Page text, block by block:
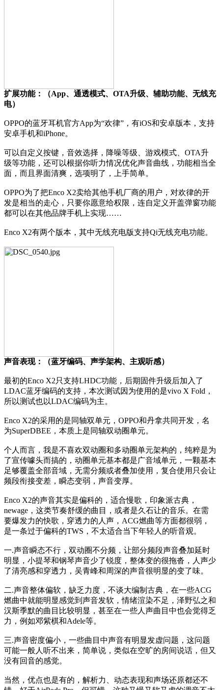
扩展功能：（App、通透模式、OTA升级、辅助功能、无线充
电）
OPPO的蓝牙耳机官方App为“欢律”，有iOS和安卓版本，支持
安卓手机和iPhone。
可以自定义按键，音效选择，降噪等级、游戏模式、OTA升
级等功能，还可以根据你听力情况优化声音曲线，功能相当全
面，而且界面清爽，选项明了，上手简单。
OPPO为了把Enco X2卖给其他手机厂商的用户，对欢律的开
发是相当的走心，只要你愿意给权限，连自定义开盖弹窗功能
都可以在其他品牌手机上实现……
Enco X2有两个版本，其中无线充电版支持Qi无线充电功能。
声音表现：（蓝牙编码、声学架构、主观听感）
最初的Enco X2只支持LHDC功能，后期固件升级后加入了
LDAC蓝牙编码的支持，本次测试因为使用的是vivo X Fold，
所以测试也以LDAC编码为主。
Enco X2的采用的是同轴双单元，OPPO和丹拿共同开发，名
为SuperDBEE，本质上是同轴双动圈单元。
个人而言，我是不喜欢双动圈和多动圈单元架构的，纯粹是为
了宣传噱头而搞的，动圈单元基本都是广音域单元，一颗基本
足够覆盖全部音域，无需分频或者叠加使用，复合使用只会让
频段衔接变差，瞬态变弱，声音变厚。
Enco X2的声音其实是偏科的，适合慢歌，印象派古典，
newage，这类节奏舒缓的曲目，或者是久石让的音乐。在需
要爆发力的快歌，穿透力的人声，ACG燃曲等方面都很弱，
是一条过于偏科的TWS，不太适合当下年轻人的听音观。
一.声音瞬态不行，双动圈不分频，让部分频段声音叠加延时
明显，小提琴和钢琴声音少了锐度，整体变的很拖沓，人声少
了清亮感和穿透力，吴青峰和周深的声音很明显的变了味。
二.声音整体偏软，缺乏力度，不谈大编制古典，在一些ACG
燃曲中就能明显感觉到声音发软，情绪渲染不足，泽野弘之和
汉斯季默的曲目比较明显，甚至在一些人声曲目中也会觉得乏
力，例如邓紫棋和Adele等。
三.声音密度偏小，一些曲目中声音有明显发虚问题，这问题
可能一般人听不出来，简单说，类似在空旷的房间说话，但又
没有回音的感觉。
当然，优点也是有的，解析力、动态表现和声场还原都还不